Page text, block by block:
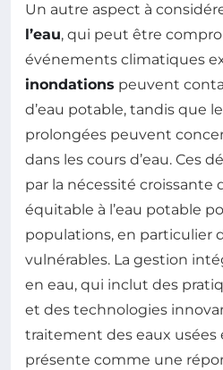
Un autre aspect à
l’eau, qui peut être
événements climatiques
inondations peuvent
d’eau potable, tandis que
prolongées peuvent
dans les cours d’eau. Ces
par la nécessité croissante
équitable à l’eau potable
populations, en particulier
vulnérables. La gestion
en eau, qui inclut des
et des technologies
traitement des eaux usées
présente comme une